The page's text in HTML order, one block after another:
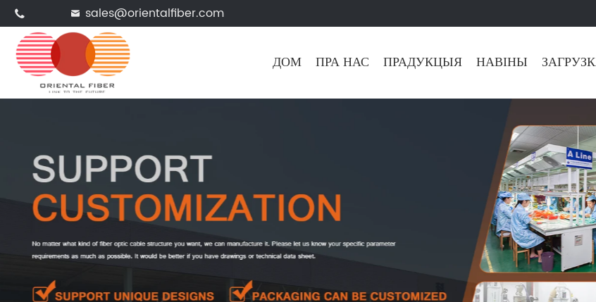
  sales@orientalfiber.com
ДОМ ПРА НАС ПРАДУКЦЫЯ НАВІНЫ